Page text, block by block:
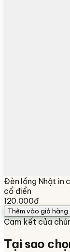
Đèn lồng Nhật in
cổ điển
120.000đ
Thêm vào giỏ hàng
Cam kết của
Tại sao